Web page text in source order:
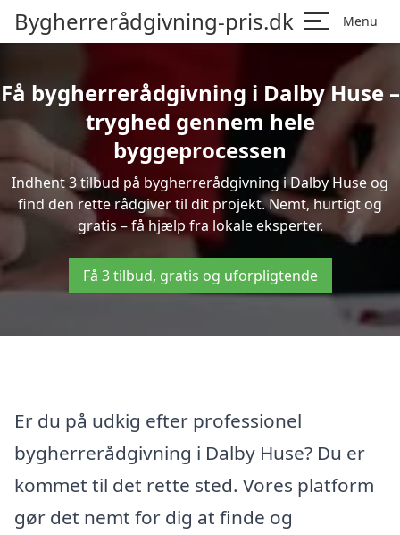
Bygherrerådgivning-pris.dk Menu
Få bygherrerådgivning i Dalby Huse –
tryghed gennem hele
byggeprocessen
Indhent 3 tilbud på bygherrerådgivning i Dalby Huse og
find den rette rådgiver til dit projekt. Nemt, hurtigt og
gratis – få hjælp fra lokale eksperter.
Få 3 tilbud, gratis og uforpligtende
Er du på udkig efter professionel
bygherrerådgivning i Dalby Huse? Du er
kommet til det rette sted. Vores platform
gør det nemt for dig at finde og